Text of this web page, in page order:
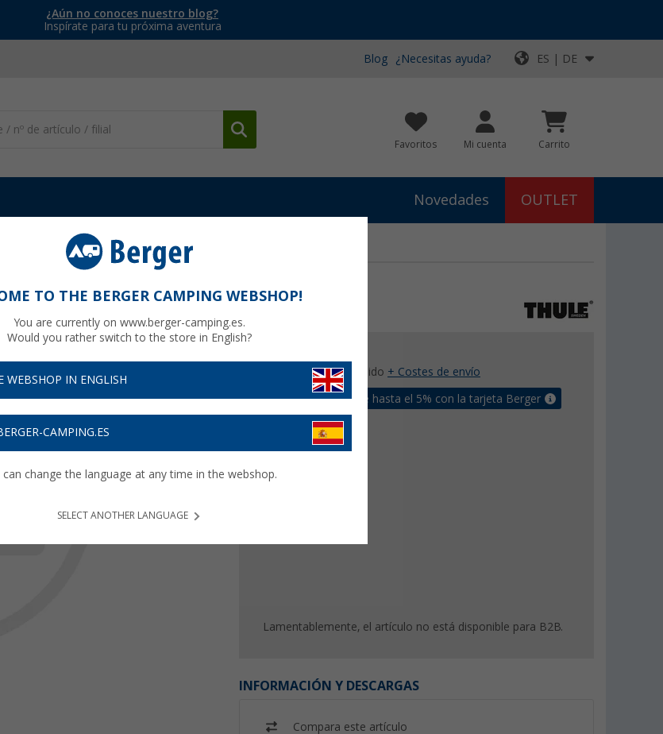
¿Aún no conoces nuestro blog?
Inspírate para tu próxima aventura
Blog ¿Necesitas ayuda? ES | DE
Favoritos Mi cuenta Carrito
Novedades OUTLET
de fibra de vidrio Thule (11mm), se ajusta a QuickFit
a QuickFit
Precios con IVA incluido + Costes de envío
Recibe un bonus de hasta el 5% con la tarjeta Berger
Lamentablemente, el artículo no está disponible para B2B.
INFORMACIÓN Y DESCARGAS
Compara este artículo
TO THE BERGER CAMPING WEBSHOP!
You are currently on www.berger-camping.es.
Would you rather switch to the store in English?
WEBSHOP IN ENGLISH
CAMPING.ES
can change the language at any time in the webshop.
SELECT ANOTHER LANGUAGE